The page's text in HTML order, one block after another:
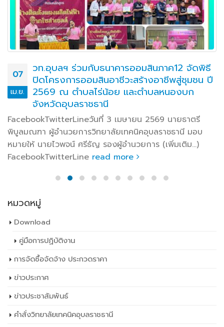
07
เม.ย.
วท.อุบลฯ ร่วมกับธนาคารออมสินภาค12 จัดพิธี
ปิดโครงการออมสินอาชีวะสร้างอาชีพสู่ชุมชน ปี
2569 ณ ตำบลไร่น้อย เเละตำบลหนองบก
จังหวัดอุบลราชธานี
FacebookTwitterLineวันที่ 3 เมษายน 2569 นายธาตรี
พิบูลมณฑา ผู้อำนวยการวิทยาลัยเทคนิคอุบลราชธานี มอบ
หมายให้ นายไวพจน์ ศรีธัญ รองผู้อำนวยการ (เพิ่มเติม…)
FacebookTwitterLine read more
หมวดหมู่
Download
คู่มือการปฏิบัติงาน
การจัดซื้อจัดจ้าง ประกวดราคา
ข่าวประกาศ
ข่าวประชาสัมพันธ์
คำสั่งวิทยาลัยเทคนิคอุบลราชธานี